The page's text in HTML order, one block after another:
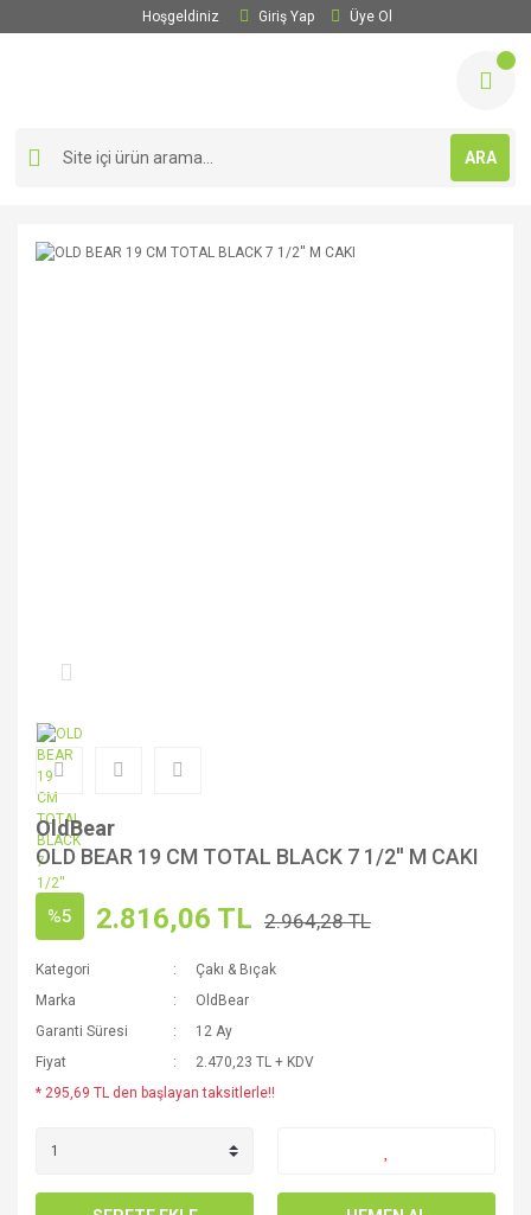
Hoşgeldiniz Giriş Yap Üye Ol
ARA
OldBear
OLD BEAR 19 CM TOTAL BLACK 7 1/2'' M CAKI
%5 2.816,06 TL 2.964,28 TL
Kategori
Çakı & Bıçak
Marka
OldBear
Garanti Süresi
12 Ay
Fiyat
2.470,23 TL + KDV
* 295,69 TL den başlayan taksitlerle!!